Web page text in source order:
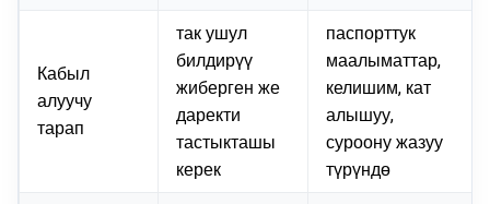
Кабыл
алуучу
тарап
так ушул
билдирүү
жиберген же
даректи
тастыкташы
керек
паспорттук
маалыматтар,
келишим, кат
алышуу,
суроону жазуу
түрүндө